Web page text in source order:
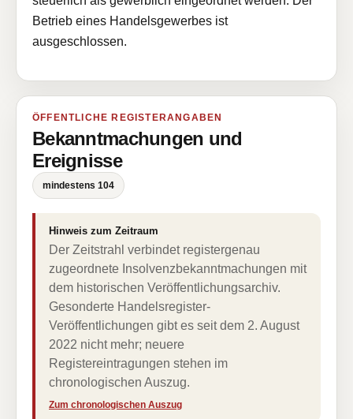
Betrieb eines Handelsgewerbes ist
ausgeschlossen.
ÖFFENTLICHE REGISTERANGABEN
Bekanntmachungen und
Ereignisse
mindestens 104
Hinweis zum Zeitraum
Der Zeitstrahl verbindet registergenau
zugeordnete Insolvenzbekanntmachungen mit
dem historischen Veröffentlichungsarchiv.
Gesonderte Handelsregister-
Veröffentlichungen gibt es seit dem 2. August
2022 nicht mehr; neuere
Registereintragungen stehen im
chronologischen Auszug.
Zum chronologischen Auszug